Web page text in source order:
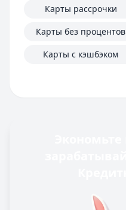
Карты рассрочки
Карты без процентов
Карты с кэшбэком